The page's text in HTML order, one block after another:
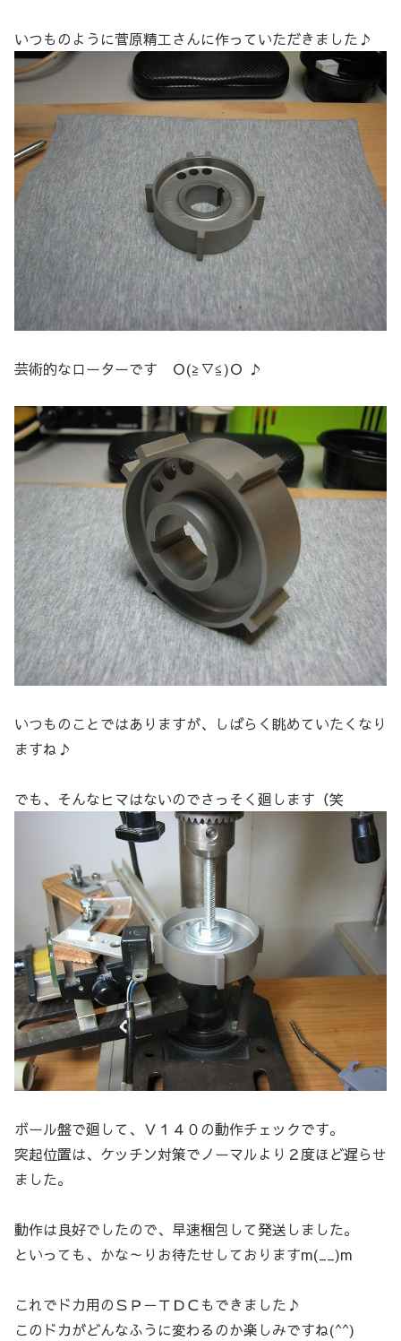
いつものように菅原精工さんに作っていただきました♪
芸術的なローターです Ｏ(≧▽≦)Ｏ ♪
いつものことではありますが、しばらく眺めていたくなり
ますね♪
でも、そんなヒマはないのでさっそく廻します（笑
ボール盤で廻して、Ｖ１４０の動作チェックです。
突起位置は、ケッチン対策でノーマルより２度ほど遅らせ
ました。
動作は良好でしたので、早速梱包して発送しました。
といっても、かな～りお待たせしておりますm(__)m
これでドカ用のＳＰ－ＴＤＣもできました♪
このドカがどんなふうに変わるのか楽しみですね(^^)